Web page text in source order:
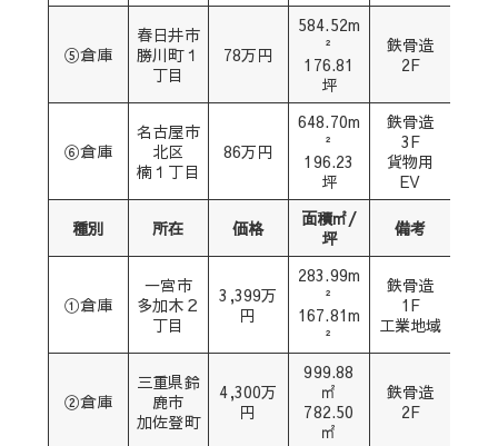
⑤倉庫
春日井市
勝川町１
丁目
78万円
584.52m
²
176.81
坪
鉄骨造
2F
⑥倉庫
名古屋市
北区
楠１丁目
86万円
648.70m
²
196.23
坪
鉄骨造
3F
貨物用
EV
種別 所在 価格
面積㎡/
坪
備考
①倉庫
一宮市
多加木２
丁目
3,399万
円
283.99m
²
167.81m
²
鉄骨造
1F
工業地域
②倉庫
三重県鈴
鹿市
加佐登町
4,300万
円
999.88
㎡
782.50
㎡
鉄骨造
2F